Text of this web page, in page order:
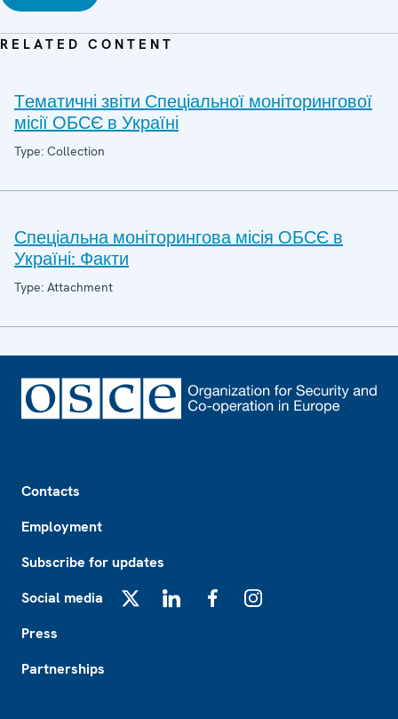
RELATED CONTENT
Tематичні звіти Спеціальної моніторингової
місії ОБСЄ в Україні
Type: Collection
Спеціальна моніторингова місія ОБСЄ в
Україні: Факти
Type: Attachment
Contacts
Employment
Subscribe for updates
Social media
Press
Partnerships